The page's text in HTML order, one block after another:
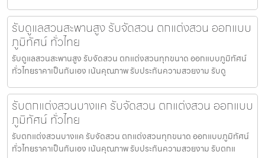
รับดูแลสวนสะพานสูง รับจัดสวน ตกแต่งสวน ออกแบบ
ภูมิทัศน์ ทั่วไทย
รับดูแลสวนสะพานสูง รับจัดสวน ตกแต่งสวนทุกขนาด ออกแบบภูมิทัศน์
ทั่วไทยราคาเป็นกันเอง เน้นคุณภาพ รับประกันความสวยงาม รับดู
รับตกแต่งสวนบางแค รับจัดสวน ตกแต่งสวน ออกแบบ
ภูมิทัศน์ ทั่วไทย
รับตกแต่งสวนบางแค รับจัดสวน ตกแต่งสวนทุกขนาด ออกแบบภูมิทัศน์
ทั่วไทยราคาเป็นกันเอง เน้นคุณภาพ รับประกันความสวยงาม รับตกแ